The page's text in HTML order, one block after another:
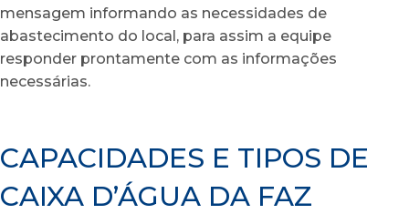
mensagem informando as necessidades de
abastecimento do local, para assim a equipe
responder prontamente com as informações
necessárias.
CAPACIDADES E TIPOS DE
CAIXA D’ÁGUA DA FAZ